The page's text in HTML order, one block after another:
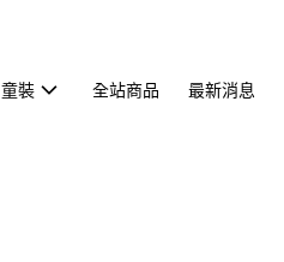
童裝 全站商品 最新消息